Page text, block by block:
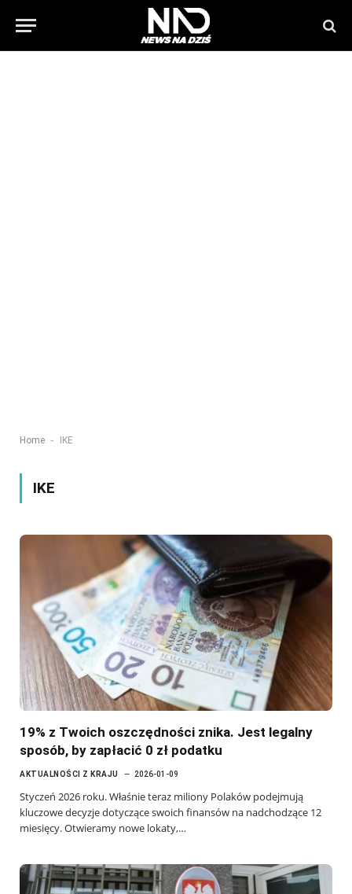
Home - IKE
IKE
19% z Twoich oszczędności znika. Jest legalny
sposób, by zapłacić 0 zł podatku
AKTUALNOŚCI Z KRAJU 2026-01-09
Styczeń 2026 roku. Właśnie teraz miliony Polaków podejmują
kluczowe decyzje dotyczące swoich finansów na nadchodzące 12
miesięcy. Otwieramy nowe lokaty,…